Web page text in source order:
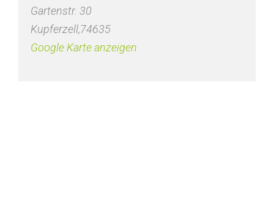
Gartenstr. 30
Kupferzell,74635
Google Karte anzeigen